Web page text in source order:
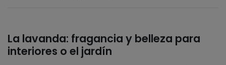
La lavanda: fragancia y belleza para
interiores o el jardín